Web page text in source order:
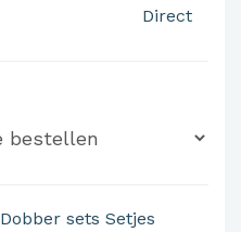
Direct
Dobber sets Setjes